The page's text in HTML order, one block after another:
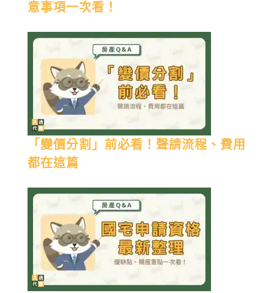
意事項一次看！
「變價分割」前必看！聲請流程、費用
都在這篇